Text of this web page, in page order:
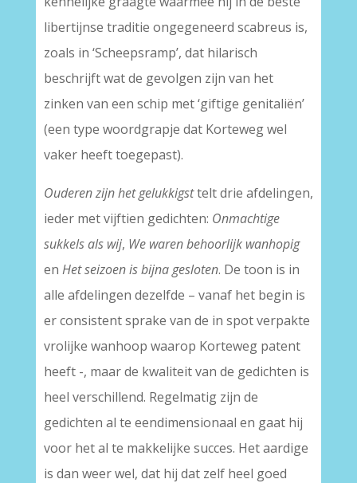
libertijnse traditie ongegeneerd scabreus is,
zoals in ‘Scheepsramp’, dat hilarisch
beschrijft wat de gevolgen zijn van het
zinken van een schip met ‘giftige genitaliën’
(een type woordgrapje dat Korteweg wel
vaker heeft toegepast).
Ouderen zijn het gelukkigsttelt drie afdelingen,
ieder met vijftien gedichten: Onmachtige
sukkels als wij, We waren behoorlijk wanhopig
en Het seizoen is bijna gesloten. De toon is in
alle afdelingen dezelfde – vanaf het begin is
er consistent sprake van de in spot verpakte
vrolijke wanhoop waarop Korteweg patent
heeft -, maar de kwaliteit van de gedichten is
heel verschillend. Regelmatig zijn de
gedichten al te eendimensionaal en gaat hij
voor het al te makkelijke succes. Het aardige
is dan weer wel, dat hij dat zelf heel goed